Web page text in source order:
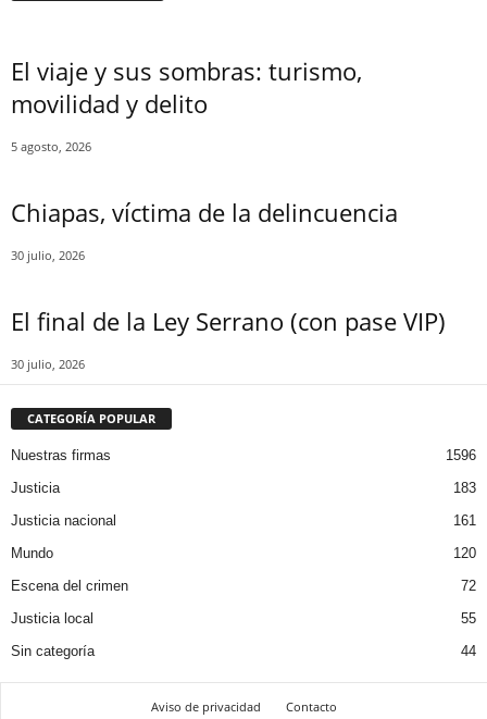
El viaje y sus sombras: turismo,
movilidad y delito
5 agosto, 2026
Chiapas, víctima de la delincuencia
30 julio, 2026
El final de la Ley Serrano (con pase VIP)
30 julio, 2026
CATEGORÍA POPULAR
Nuestras firmas
1596
Justicia
183
Justicia nacional
161
Mundo
120
Escena del crimen
72
Justicia local
55
Sin categoría
44
Aviso de privacidad Contacto